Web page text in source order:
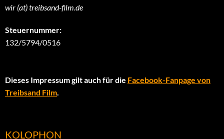
wir (at) treibsand-film.de
Steuernummer:
132/5794/0516
Dieses Impressum gilt auch für die Facebook-Fanpage von
Treibsand Film.
KOLOPHON